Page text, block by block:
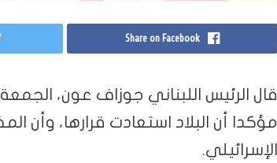
Share on Facebook
قال الرئيس اللبناني جوزاف عون،
مؤكدا أن البلاد استعادت قرارها، وأن
الإسرائيلي.